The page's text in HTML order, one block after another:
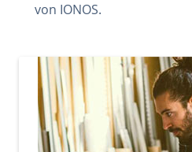
von IONOS.